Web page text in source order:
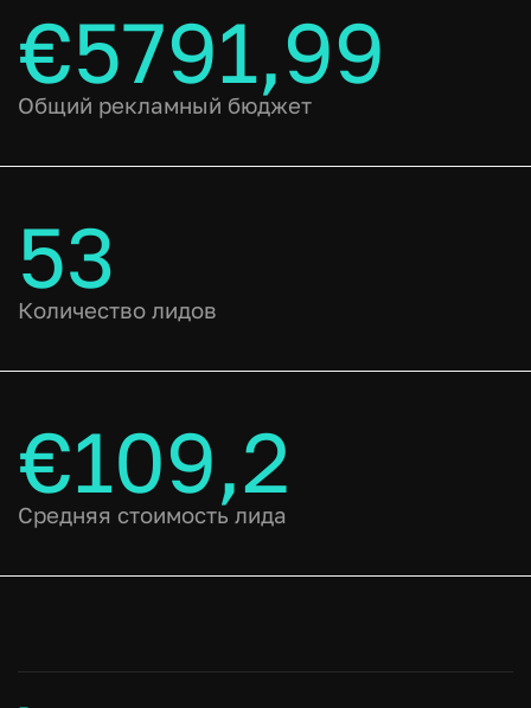
€5791,99
Общий рекламный бюджет
53
Количество лидов
€109,2
Средняя стоимость лида